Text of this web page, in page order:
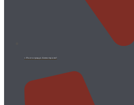
г. Волгоград ул. Аллея героев 1